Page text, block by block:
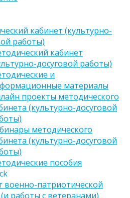
кабинет (культурно-
работы)
кабинет
досуговой работы)
и
материалы
проекты методического
(культурно-досуговой
методического
(культурно-досуговой
пособия
военно-патриотической
работы с ветеранами)